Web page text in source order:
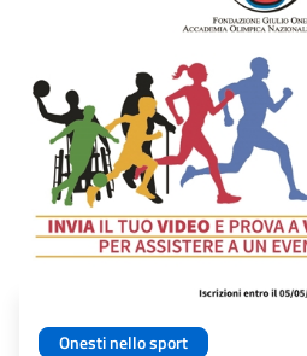
Onesti nello sport